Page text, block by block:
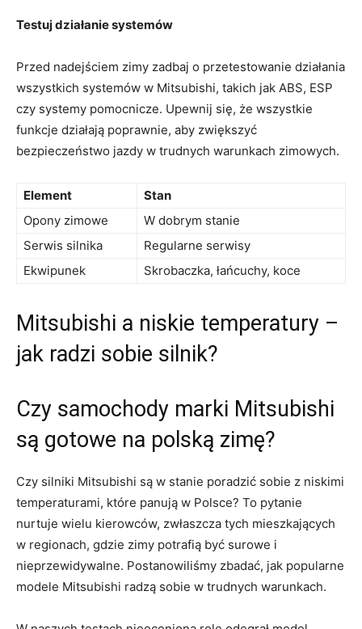
Testuj działanie systemów
Przed nadejściem zimy zadbaj o⁢ przetestowanie ​działania
wszystkich systemów w Mitsubishi, takich⁢ jak​ ABS,​ ESP
czy‌ systemy pomocnicze. Upewnij się, ⁣że ‌wszystkie
funkcje działają poprawnie, aby zwiększyć
bezpieczeństwo jazdy w ⁤trudnych ‌warunkach zimowych.
Element
Stan
Opony zimowe
W dobrym ‍stanie
Serwis silnika
Regularne serwisy
Ekwipunek
Skrobaczka, łańcuchy, ‌koce
Mitsubishi ‌a niskie temperatury⁤ –
jak radzi ⁤sobie silnik?
Czy⁢ samochody marki Mitsubishi
są⁤ gotowe na polską zimę?
Czy‌ silniki Mitsubishi⁢ są w stanie⁣ poradzić sobie z niskimi
temperaturami, które panują w Polsce?‌ To ⁣pytanie
nurtuje wielu ⁤kierowców, zwłaszcza⁤ tych mieszkających
w regionach, gdzie zimy potrafią być surowe i
nieprzewidywalne. Postanowiliśmy zbadać,‌ jak popularne
modele Mitsubishi radzą⁣ sobie w trudnych warunkach.